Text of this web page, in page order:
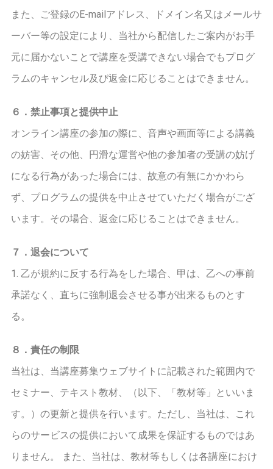
また、ご登録のE-mailアドレス、ドメイン名又はメールサ
ーバー等の設定により、当社から配信したご案内がお手
元に届かないことで講座を受講できない場合でもプログ
ラムのキャンセル及び返金に応じることはできません。
６．禁止事項と提供中止
オンライン講座の参加の際に、音声や画面等による講義
の妨害、その他、円滑な運営や他の参加者の受講の妨げ
になる行為があった場合には、故意の有無にかかわら
ず、プログラムの提供を中止させていただく場合がござ
います。その場合、返金に応じることはできません。
７．退会について
1. 乙が規約に反する行為をした場合、甲は、乙への事前
承諾なく、直ちに強制退会させる事が出来るものとす
る。
８．責任の制限
当社は、当講座募集ウェブサイトに記載された範囲内で
セミナー、テキスト教材、（以下、「教材等」といいま
す。）の更新と提供を行います。ただし、当社は、これ
らのサービスの提供において成果を保証するものではあ
りません。 また、当社は、教材等もしくは各講座におけ